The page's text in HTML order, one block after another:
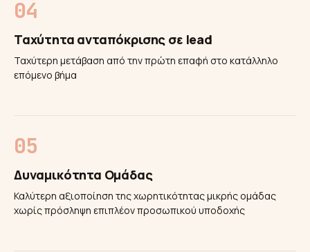
Ταχύτητα ανταπόκρισης σε lead
Ταχύτερη μετάβαση από την πρώτη επαφή στο κατάλληλο
επόμενο βήμα
Δυναμικότητα Ομάδας
Καλύτερη αξιοποίηση της χωρητικότητας μικρής ομάδας
χωρίς πρόσληψη επιπλέον προσωπικού υποδοχής